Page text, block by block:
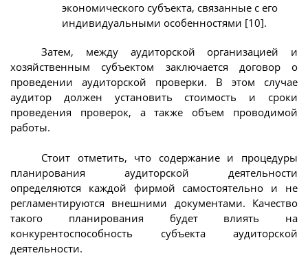
экономического субъекта, связанные с его
индивидуальными особенностями [10].
Затем, между аудиторской организацией и
хозяйственным субъектом заключается договор о
проведении аудиторской проверки. В этом случае
аудитор должен установить стоимость и сроки
проведения проверок, а также объем проводимой
работы.
Стоит отметить, что содержание и процедуры
планирования аудиторской деятельности
определяются каждой фирмой самостоятельно и не
регламентируются внешними документами. Качество
такого планирования будет влиять на
конкурентоспособность субъекта аудиторской
деятельности.